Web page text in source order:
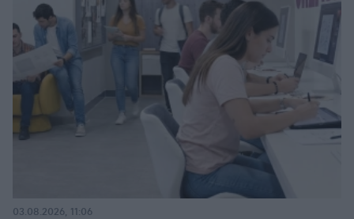
03.08.2026, 11:06